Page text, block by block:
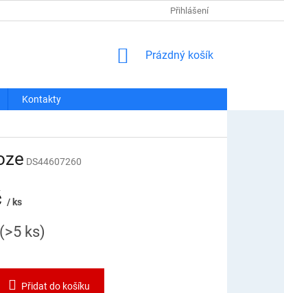
ÚDAJŮ DOPRAVA A PLATBA
Přihlášení
NÁKUPNÍ
Prázdný košík
Kontakty
DS44607260
/ ks
(>5 ks)
Přidat do košíku